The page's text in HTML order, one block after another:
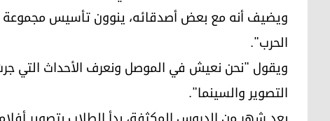
ويضيف أنه مع بعض أصدقائه، ينوون تأسيس مجموعة
الحرب".
ويقول "نحن نعيش في الموصل ونعرف الأحداث التي
التصوير والسينما".